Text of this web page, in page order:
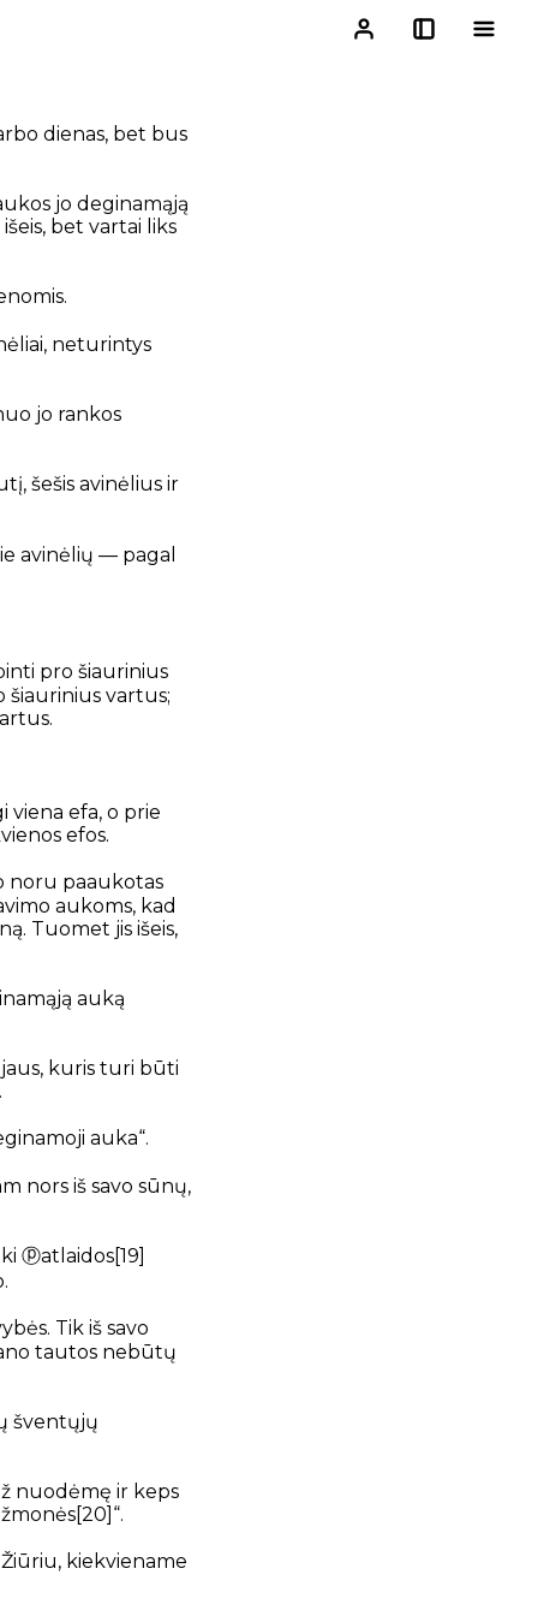
dienas, bet bus
jo deginamąją
bet vartai liks
neturintys
jo rankos
šešis avinėlius ir
avinėlių — pagal
pro šiaurinius
šiaurinius vartus;
viena efa, o prie
efos.
noru paaukotas
aukoms, kad
Tuomet jis išeis,
auką
kuris turi būti
auka“.
nors iš savo sūnų,
ⓟatlaidos [19]
Tik iš savo
tautos nebūtų
šventųjų
nuodėmę ir keps
[20] “.
kiekviename